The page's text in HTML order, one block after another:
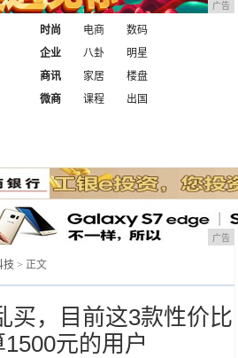
广告
时尚 电商
数码
企业
八卦
明星
商讯 家居
楼盘
微商
课程
出国
广告
技 > 正文
买，目前这3款性价比
元的用户